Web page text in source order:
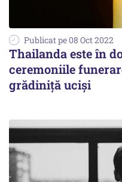
Publicat pe 08 Oct 2022
Thailanda este în
ceremoniile
grădiniță uciși